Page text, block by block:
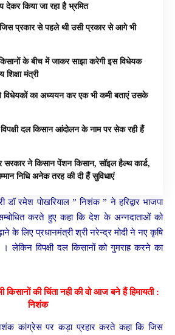
देकर किया जा रहा है भ्रमित
प्रकार से पहले थी उसी प्रकार से आगे भी
किसानों के बीच में जाकर साझा करेगी इस विधेयक
शिक्षा मंत्री
विधेयकों का अध्ययन कर एक भी कमी बताएं उसके
दल किसान आंदोलन के नाम पर सेक रही हैं
सरकार ने किसान पेंशन किसान, सॉइल हैल्थ कार्ड,
निधि अनेक तरह की दी हैं सुविधाएं
डॉ रमेश पोखरियाल ” निशंक ” ने हरिद्वार भाजपा
सम्बोधित करते हुए कहा कि देश के अन्नदाताओं को
के लिए प्रधानमंत्री श्री नरेन्द्र मोदी ने नए कृषि
। लेकिन विपक्षी दल किसानों को गुमराह करने का
की चिंता नही की वो आज बने हैं हिमायती :
निशंक
कांग्रेस पर कड़ा प्रहार करते कहा कि जिस